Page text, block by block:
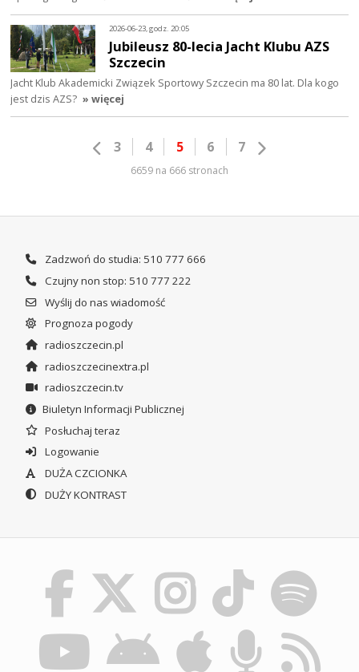
2026-06-23, godz. 20:05
Jubileusz 80-lecia Jacht Klubu AZS
Szczecin
Jacht Klub Akademicki Związek Sportowy Szczecin ma 80 lat. Dla kogo
jest dzis AZS? » więcej
3 4 5 6 7
6659 na 666 stronach
Zadzwoń do studia: 510 777 666
Czujny non stop: 510 777 222
Wyślij do nas wiadomość
Prognoza pogody
radioszczecin.pl
radioszczecinextra.pl
radioszczecin.tv
Biuletyn Informacji Publicznej
Posłuchaj teraz
Logowanie
DUŻA CZCIONKA
DUŻY KONTRAST